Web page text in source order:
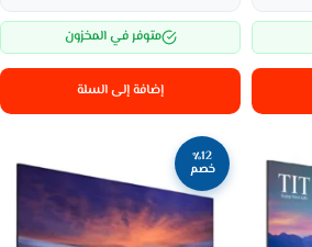
متوفر في المخزون
إضافة إلى السلة
٪12
خصم